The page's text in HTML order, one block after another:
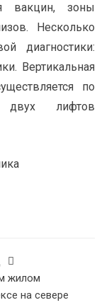
вакцин, зоны
Несколько
диагностики:
Вертикальная
по
лифтов
жилом
на севере